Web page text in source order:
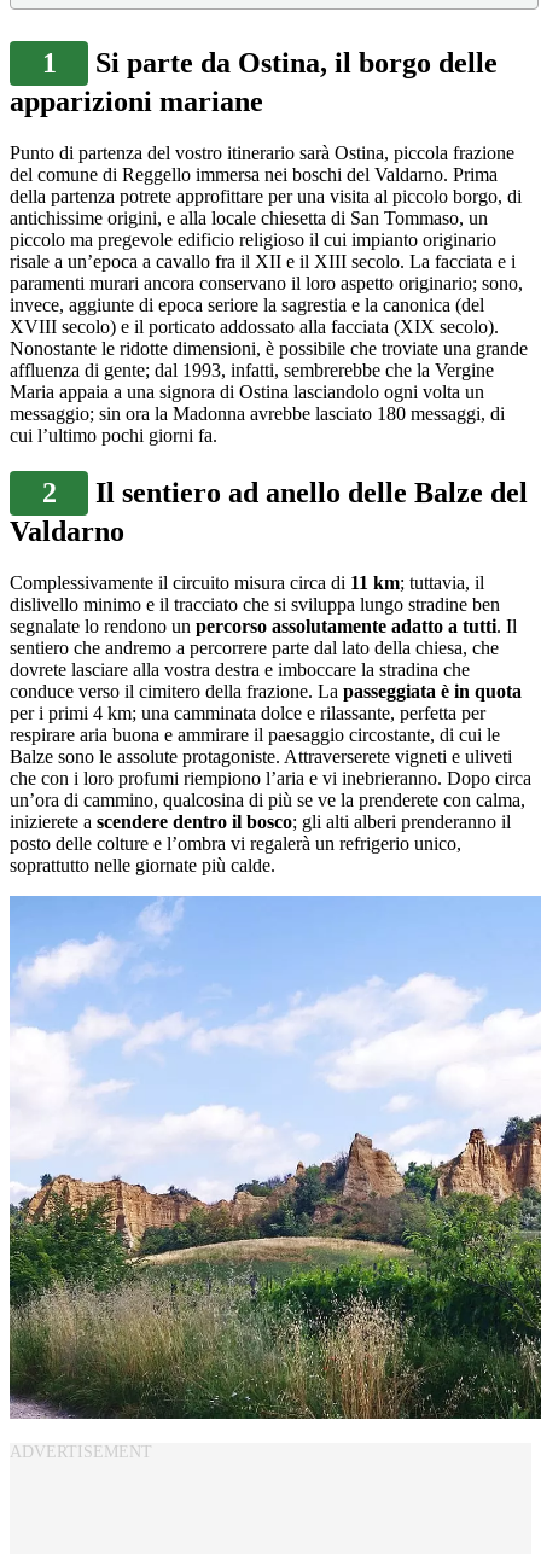
1
Si parte da Ostina, il borgo delle
apparizioni mariane
Punto di partenza del vostro itinerario sarà Ostina, piccola frazione
del comune di Reggello immersa nei boschi del Valdarno. Prima
della partenza potrete approfittare per una visita al piccolo borgo, di
antichissime origini, e alla locale chiesetta di San Tommaso, un
piccolo ma pregevole edificio religioso il cui impianto originario
risale a un’epoca a cavallo fra il XII e il XIII secolo. La facciata e i
paramenti murari ancora conservano il loro aspetto originario; sono,
invece, aggiunte di epoca seriore la sagrestia e la canonica (del
XVIII secolo) e il porticato addossato alla facciata (XIX secolo).
Nonostante le ridotte dimensioni, è possibile che troviate una grande
affluenza di gente; dal 1993, infatti, sembrerebbe che la Vergine
Maria appaia a una signora di Ostina lasciandolo ogni volta un
messaggio; sin ora la Madonna avrebbe lasciato 180 messaggi, di
cui l’ultimo pochi giorni fa.
2
Il sentiero ad anello delle Balze del
Valdarno
Complessivamente il circuito misura circa di 11 km; tuttavia, il
dislivello minimo e il tracciato che si sviluppa lungo stradine ben
segnalate lo rendono un percorso assolutamente adatto a tutti. Il
sentiero che andremo a percorrere parte dal lato della chiesa, che
dovrete lasciare alla vostra destra e imboccare la stradina che
conduce verso il cimitero della frazione. La passeggiata è in quota
per i primi 4 km; una camminata dolce e rilassante, perfetta per
respirare aria buona e ammirare il paesaggio circostante, di cui le
Balze sono le assolute protagoniste. Attraverserete vigneti e uliveti
che con i loro profumi riempiono l’aria e vi inebrieranno. Dopo circa
un’ora di cammino, qualcosina di più se ve la prenderete con calma,
inizierete a scendere dentro il bosco; gli alti alberi prenderanno il
posto delle colture e l’ombra vi regalerà un refrigerio unico,
soprattutto nelle giornate più calde.